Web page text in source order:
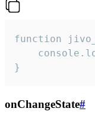
function
}
onChangeState#